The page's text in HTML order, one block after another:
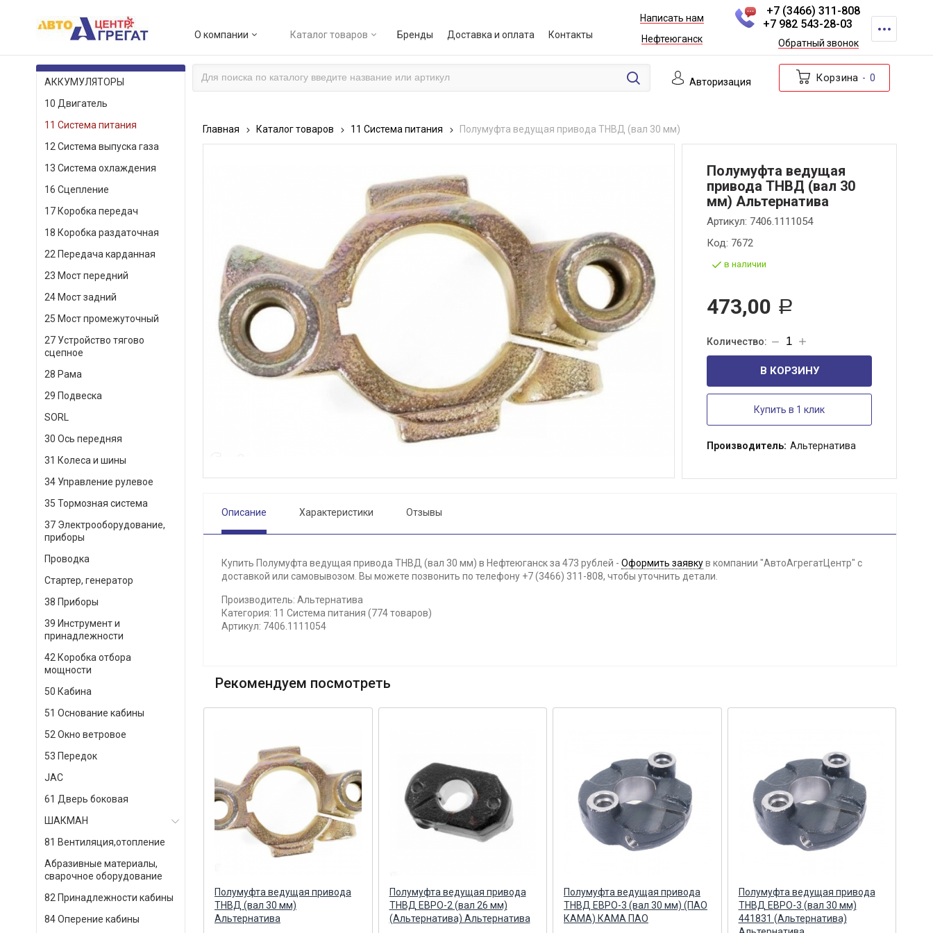
О компании Каталог товаров Бренды Доставка и оплата Контакты
Написать нам
Нефтеюганск
+7 (3466) 311-808
+7 982 543-28-03
Обратный звонок
КАТАЛОГ ТОВАРОВ Авторизация Корзина 0
АККУМУЛЯТОРЫ
10 Двигатель
11 Система питания
12 Система выпуска газа
13 Система охлаждения
16 Сцепление
17 Коробка передач
18 Коробка раздаточная
22 Передача карданная
23 Мост передний
24 Мост задний
25 Мост промежуточный
27 Устройство тягово
сцепное
28 Рама
29 Подвеска
SORL
30 Ось передняя
31 Колеса и шины
34 Управление рулевое
35 Тормозная система
37 Электрооборудование,
приборы
Проводка
Стартер, генератор
38 Приборы
39 Инструмент и
принадлежности
42 Коробка отбора
мощности
50 Кабина
51 Основание кабины
52 Окно ветровое
53 Передок
JAC
61 Дверь боковая
ШАКМАН
81 Вентиляция,отопление
Абразивные материалы,
сварочное оборудование
82 Принадлежности кабины
84 Оперение кабины
Главная Каталог товаров 11 Система питания Полумуфта ведущая привода ТНВД (вал 30 мм)
Полумуфта ведущая
привода ТНВД (вал 30
мм) Альтернатива
Артикул: 7406.1111054
Код: 7672
в наличии
473,00 Р
В КОРЗИНУ
Купить в 1 клик
Производитель: Альтернатива
Описание Характеристики Отзывы
Купить Полумуфта ведущая привода ТНВД (вал 30 мм) в Нефтеюганск за 473 рублей - Оформить заявкув компании "АвтоАгрегатЦентр" с
доставкой или самовывозом. Вы можете позвонить по телефону +7 (3466) 311-808, чтобы уточнить детали.
Производитель: Альтернатива
Категория: 11 Система питания (774 товаров)
Артикул: 7406.1111054
Рекомендуем посмотреть
Полумуфта отбора мощности
ЕВРО (ПАО КАМА) КАМА ПАО
Полумуфта ведущая привода
ТНВД (вал 30 мм)
Альтернатива
Полумуфта ведущая привода
ТНВД ЕВРО-2 (вал 26 мм)
(Альтернатива) Альтернатива
Полумуфта ведущая привода
ТНВД ЕВРО-3 (вал 30 мм) (ПАО
КАМА) КАМА ПАО
Полумуфта ведущая привода
ТНВД ЕВРО-3 (вал 30 мм)
441831 (Альтернатива)